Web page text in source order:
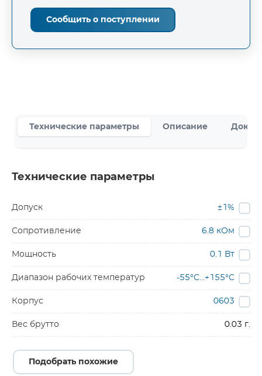
Сообщить о поступлении
Технические параметры Описание
Технические параметры
Допуск ±1%
Сопротивление 6.8 кОм
Мощность 0.1 Вт
Диапазон рабочих температур -55°C...+155°C
Корпус 0603
Вес брутто 0.03 г.
Подобрать похожие